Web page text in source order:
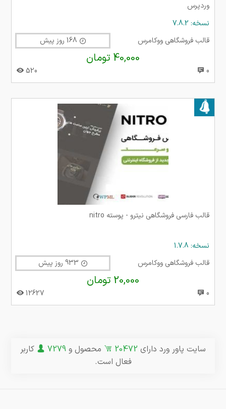
وردپرس
نسخه: 7.8.2
قالب فروشگاهی ووکامرس
40,000 تومان
0
520
قالب فارسی فروشگاهی نیترو - پوسته nitro
نسخه: 1.7.8
قالب فروشگاهی ووکامرس
20,000 تومان
0
12627
سایت پاور ورد دارای 20472 محصول و 7279
کاربر
فعال است.